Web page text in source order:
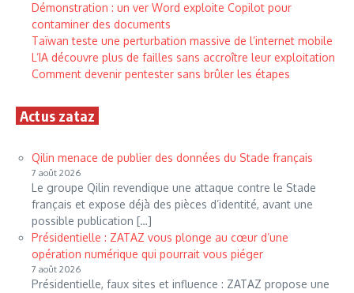
Démonstration : un ver Word exploite Copilot pour
contaminer des documents
Taïwan teste une perturbation massive de l’internet mobile
L’IA découvre plus de failles sans accroître leur exploitation
Comment devenir pentester sans brûler les étapes
Actus zataz
Qilin menace de publier des données du Stade français
7 août 2026
Le groupe Qilin revendique une attaque contre le Stade
français et expose déjà des pièces d’identité, avant une
possible publication […]
Présidentielle : ZATAZ vous plonge au cœur d’une
opération numérique qui pourrait vous piéger
7 août 2026
Présidentielle, faux sites et influence : ZATAZ propose une